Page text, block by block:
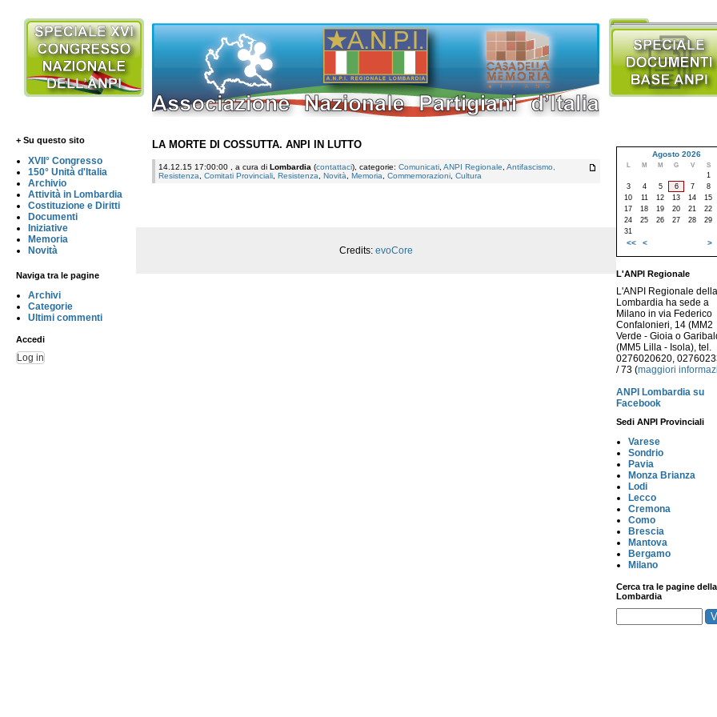
+ Su questo sito
XVII° Congresso
150° Unità d'Italia
Archivio
Attività in Lombardia
Costituzione e Diritti
Documenti
Iniziative
Memoria
Novità
Naviga tra le pagine
Archivi
Categorie
Ultimi commenti
Accedi
Log in
LA MORTE DI COSSUTTA. ANPI IN LUTTO
14.12.15 17:00:00 , a cura di Lombardia (contattaci), categorie: Comunicati ANPI Regionale Antifascismo,
Resistenza
Comitati Provinciali Resistenza Novità Memoria Commemorazioni Cultura
Agosto 2026
L M M G V S
1
3
4 5 6 7 8
10
11 12 13 14 15
17
18 19 20 21 22
24
25 26 27 28 29
31
<< < >
L'ANPI Regionale
L'ANPI Regionale della
Lombardia ha sede a
Milano in via Federico
Confalonieri, 14 (MM2
Verde - Gioia o
(MM5 Lilla - Isola), tel.
0276020620,
/ 73 (maggiori
ANPI Lombardia su
Facebook
Sedi ANPI Provinciali
Varese
Sondrio
Pavia
Monza Brianza
Lodi
Lecco
Cremona
Como
Brescia
Mantova
Bergamo
Milano
Cerca tra le pagine della
Lombardia
Credits: evoCore